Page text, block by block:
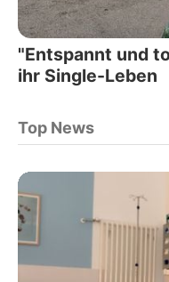
"Entspannt und
ihr Single-Leben
Top News